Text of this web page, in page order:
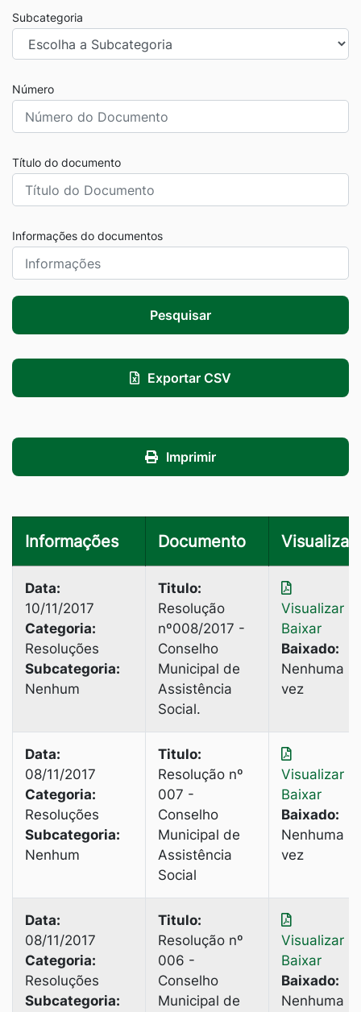
Subcategoria
Número
Título do documento
Informações do documentos
Pesquisar
Exportar CSV
Imprimir
Informações Documento Visualizar
Data:
10/11/2017
Categoria:
Resoluções
Subcategoria:
Nenhum
Titulo:
Resolução
nº008/2017 -
Conselho
Municipal de
Assistência
Social.
Visualizar
Baixar
Baixado:
Nenhuma
vez
Data:
08/11/2017
Categoria:
Resoluções
Subcategoria:
Nenhum
Titulo:
Resolução nº
007 -
Conselho
Municipal de
Assistência
Social
Visualizar
Baixar
Baixado:
Nenhuma
vez
Data:
08/11/2017
Categoria:
Resoluções
Subcategoria:
Titulo:
Resolução nº
006 -
Conselho
Municipal de
Visualizar
Baixar
Baixado:
Nenhuma